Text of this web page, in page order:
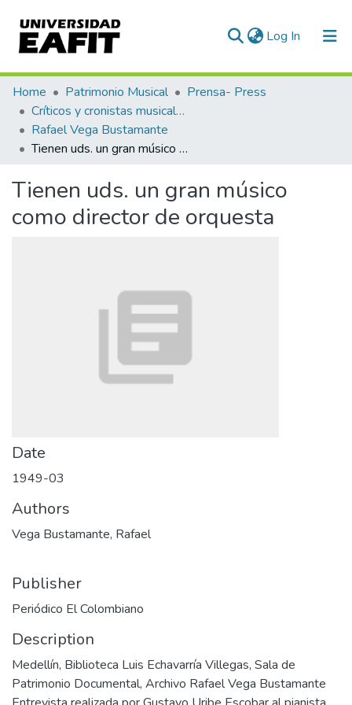
Log In (current)
Communities & Collections
All of DSpace
Statistics
Home Patrimonio Musical
Prensa- Press
Críticos y cronistas musicales
Rafael Vega Bustamante
Tienen uds. un gran músico como director de orquesta
Tienen uds. un gran músico
como director de orquesta
Date
1949-03
Authors
Vega Bustamante, Rafael
Publisher
Periódico El Colombiano
Description
Medellín, Biblioteca Luis Echavarría Villegas, Sala de
Patrimonio Documental, Archivo Rafael Vega Bustamante